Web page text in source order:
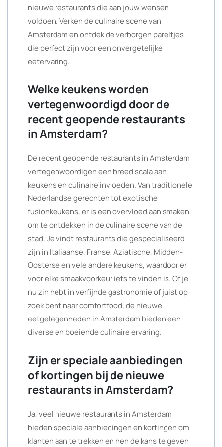
nieuwe restaurants die aan jouw wensen
voldoen. Verken de culinaire scene van
Amsterdam en ontdek de verborgen pareltjes
die perfect zijn voor een onvergetelijke
eetervaring.
Welke keukens worden
vertegenwoordigd door de
recent geopende restaurants
in Amsterdam?
De recent geopende restaurants in Amsterdam
vertegenwoordigen een breed scala aan
keukens en culinaire invloeden. Van traditionele
Nederlandse gerechten tot exotische
fusionkeukens, er is een overvloed aan smaken
om te ontdekken in de culinaire scene van de
stad. Je vindt restaurants die gespecialiseerd
zijn in Italiaanse, Franse, Aziatische, Midden-
Oosterse en vele andere keukens, waardoor er
voor elke smaakvoorkeur iets te vinden is. Of je
nu zin hebt in verfijnde gastronomie of juist op
zoek bent naar comfortfood, de nieuwe
eetgelegenheden in Amsterdam bieden een
diverse en boeiende culinaire ervaring.
Zijn er speciale aanbiedingen
of kortingen bij de nieuwe
restaurants in Amsterdam?
Ja, veel nieuwe restaurants in Amsterdam
bieden speciale aanbiedingen en kortingen om
klanten aan te trekken en hen de kans te geven